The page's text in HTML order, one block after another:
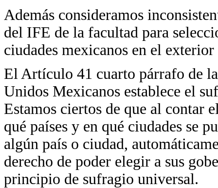
Además consideramos
del IFE de la facultad para
ciudades mexicanos en el
El Artículo 41 cuarto párrafo de
Unidos Mexicanos establece el
Estamos ciertos de que al contar
qué países y en qué ciudades se
algún país o ciudad,
derecho de poder elegir a sus
principio de sufragio universal.